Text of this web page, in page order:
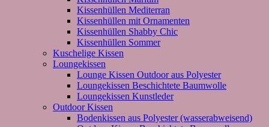
Kissenhüllen Mediterran
Kissenhüllen mit Ornamenten
Kissenhüllen Shabby Chic
Kissenhüllen Sommer
Kuschelige Kissen
Loungekissen
Lounge Kissen Outdoor aus Polyester
Loungekissen Beschichtete Baumwolle
Loungekissen Kunstleder
Outdoor Kissen
Bodenkissen aus Polyester (wasserabweisend)